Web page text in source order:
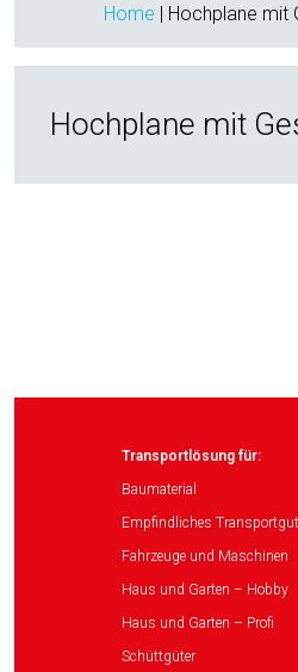
Home | Hochplane mit
Hochplane mit
Transportlösung für:
Baumaterial
Empfindliches Transportgut
Fahrzeuge und Maschinen
Haus und Garten – Hobby
Haus und Garten – Profi
Schüttgüter